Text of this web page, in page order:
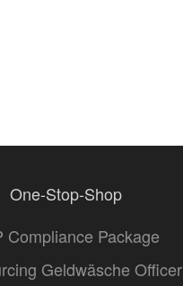
One-Stop-Shop
Compliance Package
Geldwäsche Officer